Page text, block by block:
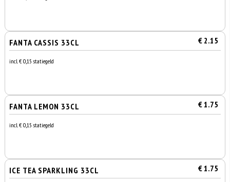
FANTA CASSIS 33CL € 2.15
incl. € 0,15 statiegeld
FANTA LEMON 33CL € 1.75
incl. € 0,15 statiegeld
ICE TEA SPARKLING 33CL € 1.75